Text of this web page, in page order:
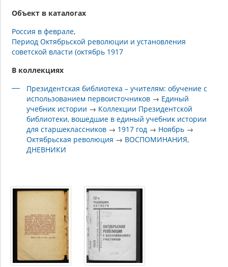
Объект в каталогах
Россия в феврале
Период Октябрьской революции и установления
советской власти (октябрь 1917
В коллекциях
Президентская библиотека – учителям: обучение с
использованием первоисточников → Единый
учебник истории → Коллекции Президентской
библиотеки, вошедшие в единый учебник истории
для старшеклассников → 1917 год → Ноябрь →
Октябрьская революция → ВОСПОМИНАНИЯ,
ДНЕВНИКИ